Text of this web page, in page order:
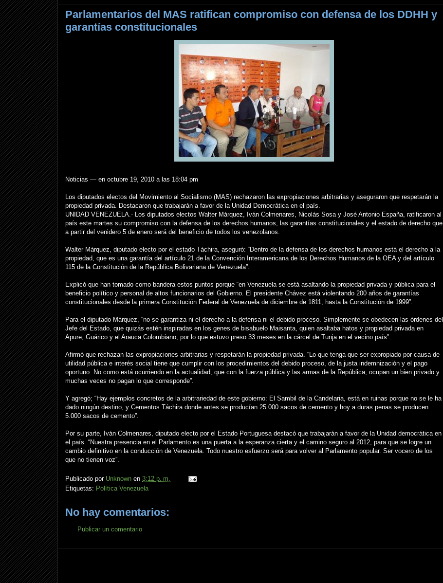
Parlamentarios del MAS ratifican compromiso con defensa de los DDHH y
garantías constitucionales
Noticias — en octubre 19, 2010 a las 18:04 pm
Los diputados electos del Movimiento al Socialismo (MAS) rechazaron las expropiaciones arbitrarias y aseguraron que respetarán la
propiedad privada. Destacaron que trabajarán a favor de la Unidad Democrática en el país.
UNIDAD VENEZUELA.- Los diputados electos Walter Márquez, Iván Colmenares, Nicolás Sosa y José Antonio España, ratificaron al
país este martes su compromiso con la defensa de los derechos humanos, las garantías constitucionales y el estado de derecho que
a partir del venidero 5 de enero será del beneficio de todos los venezolanos.
Walter Márquez, diputado electo por el estado Táchira, aseguró: “Dentro de la defensa de los derechos humanos está el derecho a la
propiedad, que es una garantía del artículo 21 de la Convención Interamericana de los Derechos Humanos de la OEA y del artículo
115 de la Constitución de la República Bolivariana de Venezuela”.
Explicó que han tomado como bandera estos puntos porque “en Venezuela se está asaltando la propiedad privada y pública para el
beneficio político y personal de altos funcionarios del Gobierno. El presidente Chávez está violentando 200 años de garantías
constitucionales desde la primera Constitución Federal de Venezuela de diciembre de 1811, hasta la Constitución de 1999”.
Para el diputado Márquez, “no se garantiza ni el derecho a la defensa ni el debido proceso. Simplemente se obedecen las órdenes del
Jefe del Estado, que quizás estén inspiradas en los genes de bisabuelo Maisanta, quien asaltaba hatos y propiedad privada en
Apure, Guárico y el Arauca Colombiano, por lo que estuvo preso 33 meses en la cárcel de Tunja en el vecino país”.
Afirmó que rechazan las expropiaciones arbitrarias y respetarán la propiedad privada. “Lo que tenga que ser expropiado por causa de
utilidad pública e interés social tiene que cumplir con los procedimientos del debido proceso, de la justa indemnización y el pago
oportuno. No como está ocurriendo en la actualidad, que con la fuerza pública y las armas de la República, ocupan un bien privado y
muchas veces no pagan lo que corresponde”.
Y agregó; “Hay ejemplos concretos de la arbitrariedad de este gobierno: El Sambil de la Candelaria, está en ruinas porque no se le ha
dado ningún destino, y Cementos Táchira donde antes se producían 25.000 sacos de cemento y hoy a duras penas se producen
5.000 sacos de cemento”.
Por su parte, Iván Colmenares, diputado electo por el Estado Portuguesa destacó que trabajarán a favor de la Unidad democrática en
el país. “Nuestra presencia en el Parlamento es una puerta a la esperanza cierta y el camino seguro al 2012, para que se logre un
cambio definitivo en la conducción de Venezuela. Todo nuestro esfuerzo será para volver al Parlamento popular. Ser vocero de los
que no tienen voz”.
Publicado por Unknown en 3:12 p. m.
Etiquetas: Política Venezuela
No hay comentarios:
Publicar un comentario